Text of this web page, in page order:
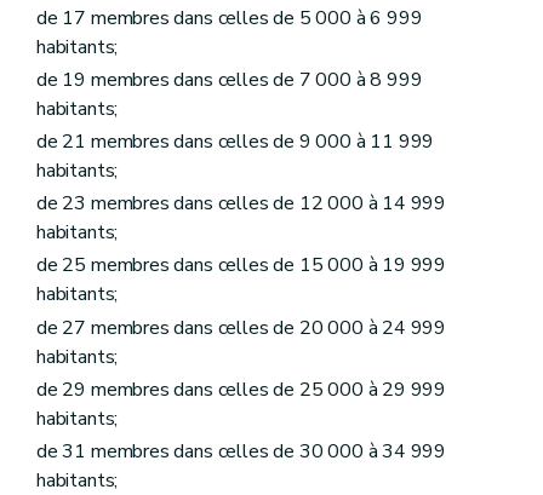
Art. L1222-3
Art. L1223-1
Titre III
Chapitre premier
Régies communales
Section première Régies communales ordinaires
Art. L1231-2
Art. L1231-4
Art. L1231-7
Art. L1231-9
Section première Lieux de sépulture
de 17 membres dans celles de 5 000 à 6 999
habitants;
de 19 membres dans celles de 7 000 à 8 999
habitants;
de 21 membres dans celles de 9 000 à 11 999
habitants;
de 23 membres dans celles de 12 000 à 14 999
habitants;
de 25 membres dans celles de 15 000 à 19 999
habitants;
de 27 membres dans celles de 20 000 à 24 999
habitants;
de 29 membres dans celles de 25 000 à 29 999
habitants;
de 31 membres dans celles de 30 000 à 34 999
habitants;